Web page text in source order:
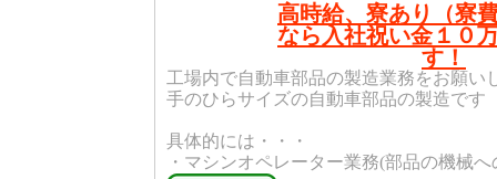
高時給、寮あり（寮
なら入社祝い金１０
す！
工場内で自動車部品の製造業務をお願い
手のひらサイズの自動車部品の製造です
具体的には・・・
・マシンオペレーター業務(部品の機械